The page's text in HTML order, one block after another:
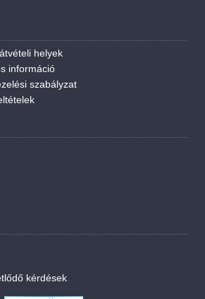
helyek
információ
szabályzat
kérdések